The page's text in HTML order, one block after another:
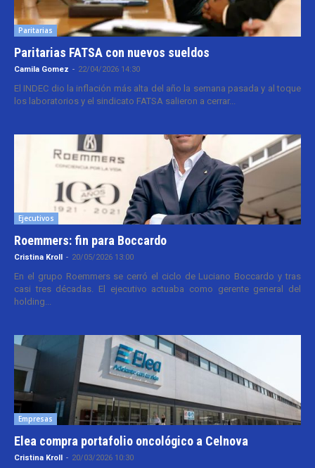
Paritarias
Paritarias FATSA con nuevos sueldos
Camila Gomez - 22/04/2026 14:30
El INDEC dio la inflación más alta del año la semana pasada y al toque
los laboratorios y el sindicato FATSA salieron a cerrar...
Ejecutivos
Roemmers: fin para Boccardo
Cristina Kroll - 20/05/2026 13:00
En el grupo Roemmers se cerró el ciclo de Luciano Boccardo y tras
casi tres décadas. El ejecutivo actuaba como gerente general del
holding...
Empresas
Elea compra portafolio oncológico a Celnova
Cristina Kroll - 20/03/2026 10:30